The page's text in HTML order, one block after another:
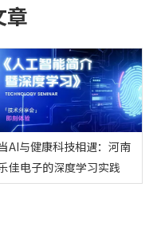
章
AI与健康科技相遇：河南
佳电子的深度学习实践